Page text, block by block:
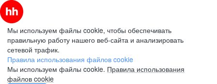
Мы используем файлы cookie, чтобы обеспечивать
правильную работу нашего веб-сайта и анализировать
сетевой трафик.
Правила использования файлов cookie
Мы используем файлы cookie. Правила использования
файлов cookie